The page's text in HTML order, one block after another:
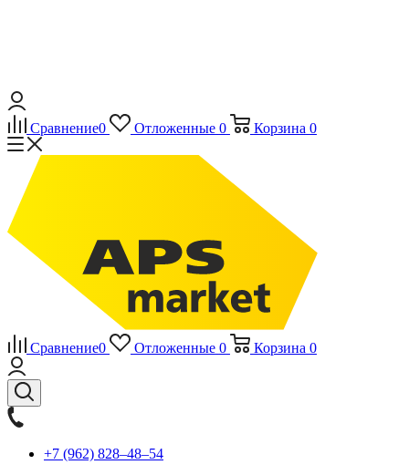
Сравнение0 Отложенные 0 Корзина 0
Сравнение0 Отложенные 0 Корзина 0
+7 (962) 828‒48‒54